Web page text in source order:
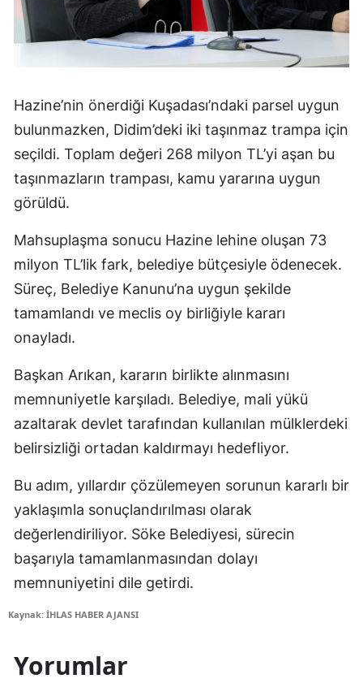
Hazine’nin önerdiği Kuşadası’ndaki parsel uygun
bulunmazken, Didim’deki iki taşınmaz trampa için
seçildi. Toplam değeri 268 milyon TL’yi aşan bu
taşınmazların trampası, kamu yararına uygun
görüldü.
Mahsuplaşma sonucu Hazine lehine oluşan 73
milyon TL’lik fark, belediye bütçesiyle ödenecek.
Süreç, Belediye Kanunu’na uygun şekilde
tamamlandı ve meclis oy birliğiyle kararı
onayladı.
Başkan Arıkan, kararın birlikte alınmasını
memnuniyetle karşıladı. Belediye, mali yükü
azaltarak devlet tarafından kullanılan mülklerdeki
belirsizliği ortadan kaldırmayı hedefliyor.
Bu adım, yıllardır çözülemeyen sorunun kararlı bir
yaklaşımla sonuçlandırılması olarak
değerlendiriliyor. Söke Belediyesi, sürecin
başarıyla tamamlanmasından dolayı
memnuniyetini dile getirdi.
Kaynak: İHLAS HABER AJANSI
Yorumlar